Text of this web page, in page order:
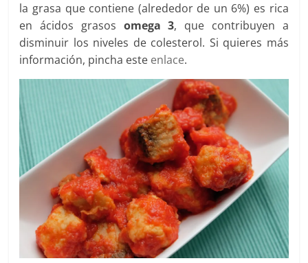
la grasa que contiene (alrededor de un 6%) es rica
en ácidos grasos omega 3, que contribuyen a
disminuir los niveles de colesterol. Si quieres más
información, pincha este enlace.